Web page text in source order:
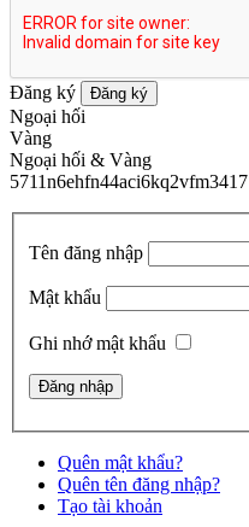
Đăng ký Đăng ký
Ngoại hối
Vàng
Ngoại hối & Vàng
5711n6ehfn44aci6kq2vfm3417
Tên đăng nhập
Mật khẩu
Ghi nhớ mật khẩu
Quên mật khẩu?
Quên tên đăng nhập?
Tạo tài khoản